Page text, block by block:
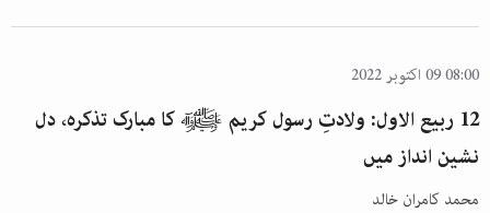
08:00 09 اکتوبر 2022
12 ربیع الاول: ولادتِ رسول کریم ﷺ کا مبارک تذکرہ، دل
نشین انداز میں
محمد کامران خالد